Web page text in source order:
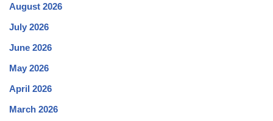
August 2026
July 2026
June 2026
May 2026
April 2026
March 2026